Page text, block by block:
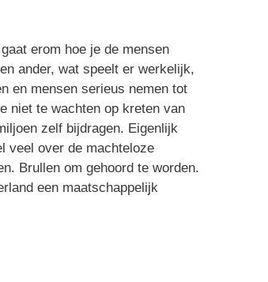
erom hoe je de mensen
ander, wat speelt er werkelijk,
en mensen serieus nemen tot
niet te wachten op kreten van
zelf bijdragen. Eigenlijk
veel over de machteloze
Brullen om gehoord te worden.
een maatschappelijk